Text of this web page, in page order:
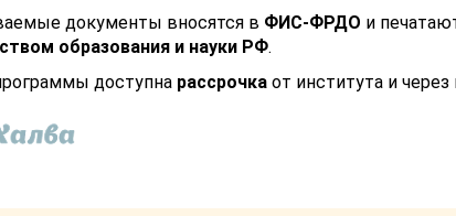
документы вносятся в ФИС-ФРДО и
образования и науки РФ.
доступна рассрочка от института и